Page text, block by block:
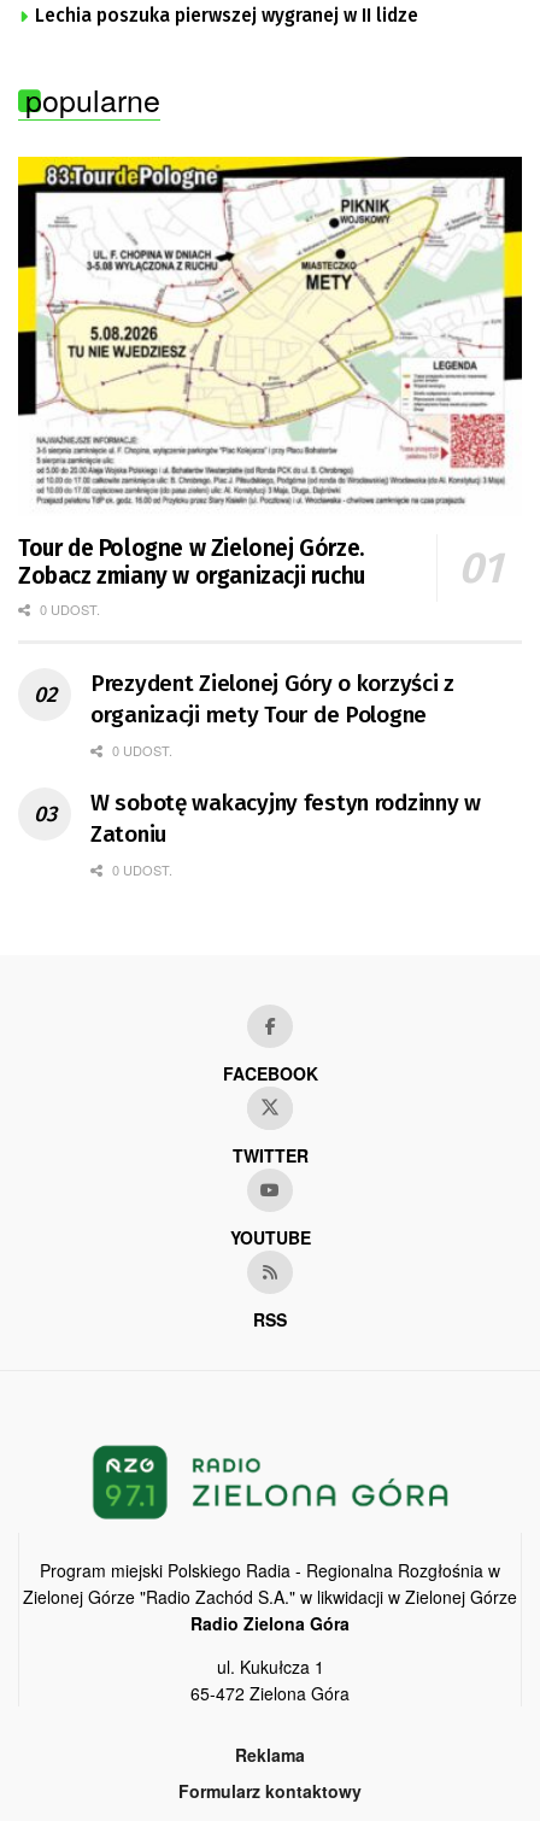
Lechia poszuka pierwszej wygranej w II lidze
popularne
Tour de Pologne w Zielonej Górze.
Zobacz zmiany w organizacji ruchu
0 UDOST.
Prezydent Zielonej Góry o korzyści z
organizacji mety Tour de Pologne
0 UDOST.
W sobotę wakacyjny festyn rodzinny w
Zatoniu
0 UDOST.
FACEBOOK
TWITTER
YOUTUBE
RSS
Program miejski Polskiego Radia - Regionalna Rozgłośnia w
Zielonej Górze "Radio Zachód S.A." w likwidacji w Zielonej Górze
Radio Zielona Góra
ul. Kukułcza 1
65-472 Zielona Góra
Reklama
Formularz kontaktowy